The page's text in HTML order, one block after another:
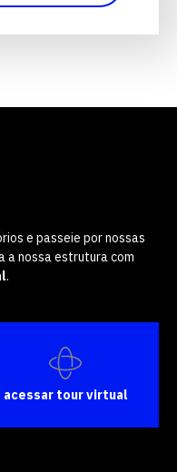
e passeie por nossas
a nossa estrutura com
.
acessar tour virtual